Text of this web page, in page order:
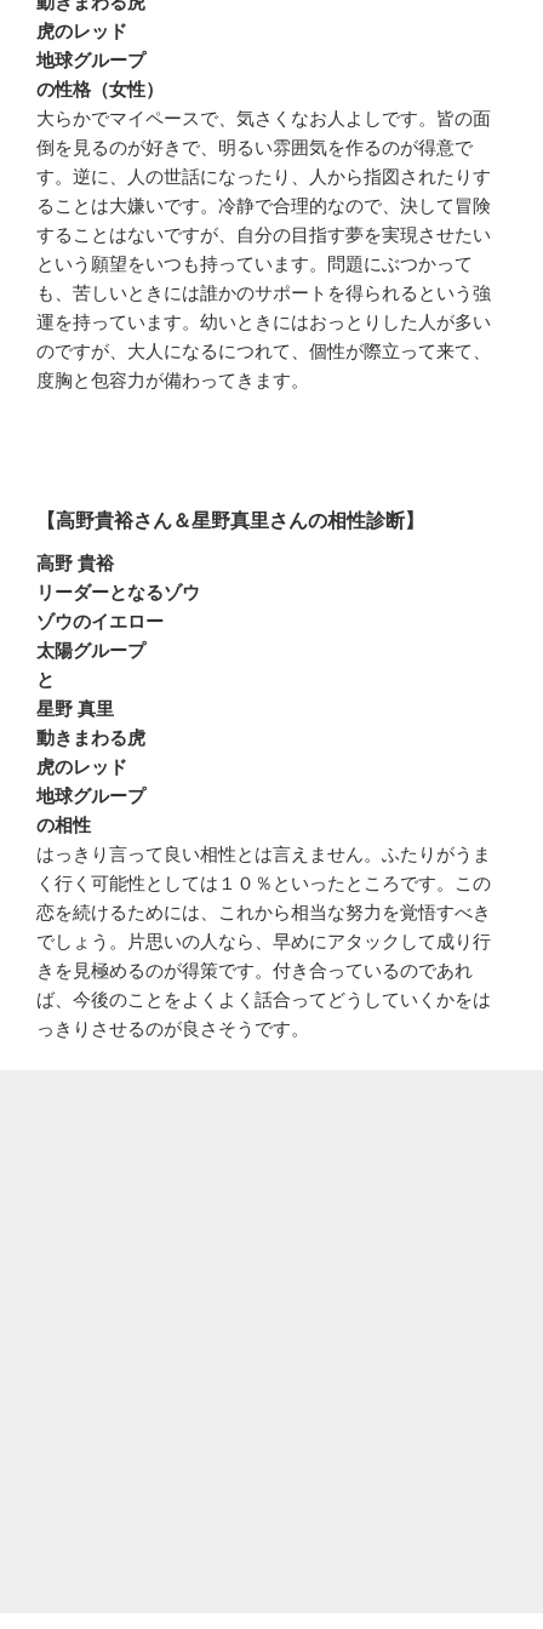
虎のレッド
地球グループ
の性格（女性）
大らかでマイペースで、気さくなお人よしです。皆の面
倒を見るのが好きで、明るい雰囲気を作るのが得意で
す。逆に、人の世話になったり、人から指図されたりす
ることは大嫌いです。冷静で合理的なので、決して冒険
することはないですが、自分の目指す夢を実現させたい
という願望をいつも持っています。問題にぶつかって
も、苦しいときには誰かのサポートを得られるという強
運を持っています。幼いときにはおっとりした人が多い
のですが、大人になるにつれて、個性が際立って来て、
度胸と包容力が備わってきます。
【高野貴裕さん＆星野真里さんの相性診断】
高野 貴裕
リーダーとなるゾウ
ゾウのイエロー
太陽グループ
と
星野 真里
動きまわる虎
虎のレッド
地球グループ
の相性
はっきり言って良い相性とは言えません。ふたりがうま
く行く可能性としては１０％といったところです。この
恋を続けるためには、これから相当な努力を覚悟すべき
でしょう。片思いの人なら、早めにアタックして成り行
きを見極めるのが得策です。付き合っているのであれ
ば、今後のことをよくよく話合ってどうしていくかをは
っきりさせるのが良さそうです。